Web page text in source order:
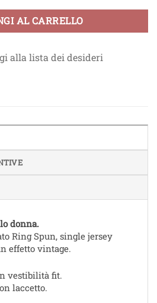
AL CARRELLO
alla lista dei desideri
donna.
Ring Spun, single jersey
effetto vintage.
vestibilità fit.
laccetto.